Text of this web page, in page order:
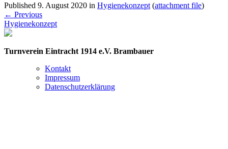
Published 9. August 2020 in Hygienekonzept (attachment file)
← Previous
Hygienekonzept
Turnverein Eintracht 1914 e.V. Brambauer
Kontakt
Impressum
Datenschutzerklärung